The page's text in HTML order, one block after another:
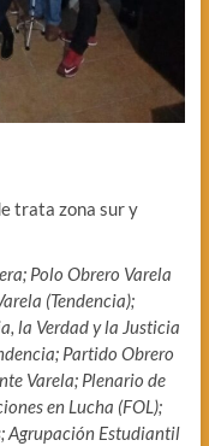
trata zona sur y
Polo Obrero Varela
(Tendencia);
la Verdad y la Justicia
Partido Obrero
Varela; Plenario de
en Lucha (FOL);
Agrupación Estudiantil